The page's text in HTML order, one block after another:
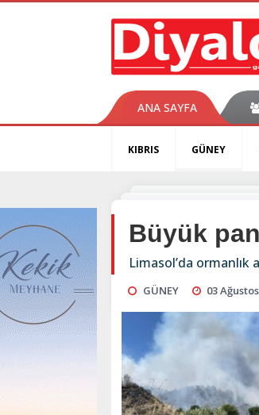
ANA SAYFA
KIBRIS GÜNEY
Büyük
Limasol’da
GÜNEY 03